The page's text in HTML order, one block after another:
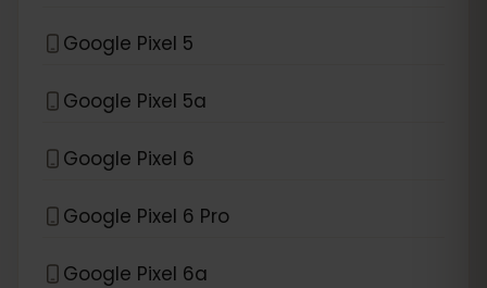
Google Pixel 5
Google Pixel 5a
Google Pixel 6
Google Pixel 6 Pro
Google Pixel 6a